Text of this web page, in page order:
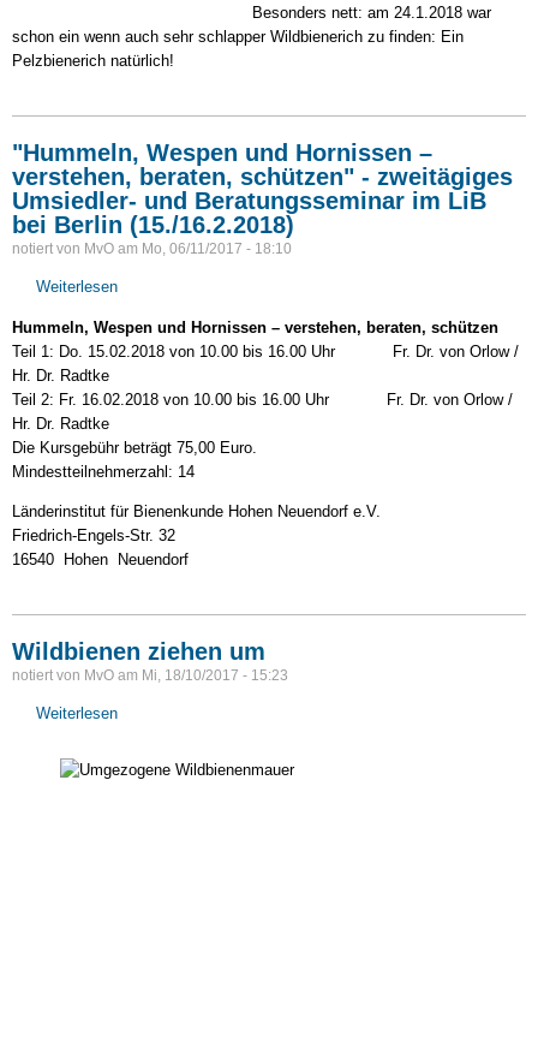
Besonders nett: am 24.1.2018 war
schon ein wenn auch sehr schlapper Wildbienerich zu finden: Ein
Pelzbienerich natürlich!
"Hummeln, Wespen und Hornissen –
verstehen, beraten, schützen" - zweitägiges
Umsiedler- und Beratungsseminar im LiB
bei Berlin (15./16.2.2018)
notiert von MvO am Mo, 06/11/2017 - 18:10
Weiterlesen
Wespen
und
–
beraten,
schützen"
-
zweitägiges
Umsiedler-
LiB
bei
Hummeln, Wespen und Hornissen – verstehen, beraten, schützen
Teil 1: Do. 15.02.2018 von 10.00 bis 16.00 Uhr Fr. Dr. von Orlow /
Hr. Dr. Radtke
Teil 2: Fr. 16.02.2018 von 10.00 bis 16.00 Uhr Fr. Dr. von Orlow /
Hr. Dr. Radtke
Die Kursgebühr beträgt 75,00 Euro.
Mindestteilnehmerzahl: 14
Länderinstitut für Bienenkunde Hohen Neuendorf e.V.
Friedrich-Engels-Str. 32
16540 Hohen Neuendorf
Wildbienen ziehen um
notiert von MvO am Mi, 18/10/2017 - 15:23
Weiterlesen